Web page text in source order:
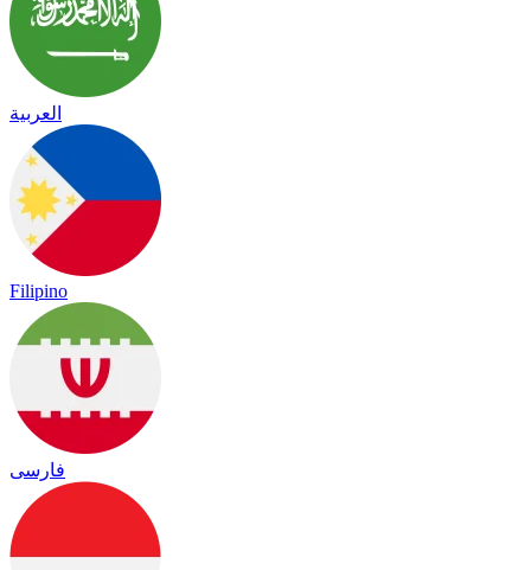
العربية
Filipino
فارسی